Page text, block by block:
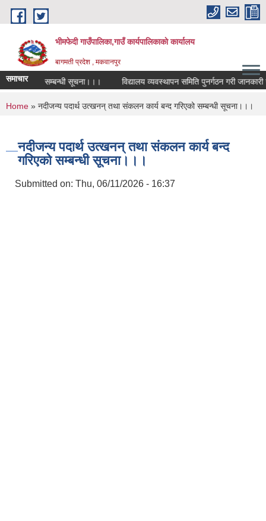
Skip to main content
भीमफेदी गाउँपालिका,गाउँ कार्यपालिकाकाे कार्यालय
बागमती प्रदेश , मकवानपुर
समाचार सम्बन्धी सूचना।।। विद्यालय व्यवस्थापन समिति पुनर्गठन गरी जानकारी
You are here
Home » नदीजन्य पदार्थ उत्खनन्‌ तथा संकलन कार्य बन्द गरिएको सम्बन्धी सूचना।।।
नदीजन्य पदार्थ उत्खनन्‌ तथा संकलन कार्य बन्द
गरिएको सम्बन्धी सूचना।।।
Submitted on: Thu, 06/11/2026 - 16:37